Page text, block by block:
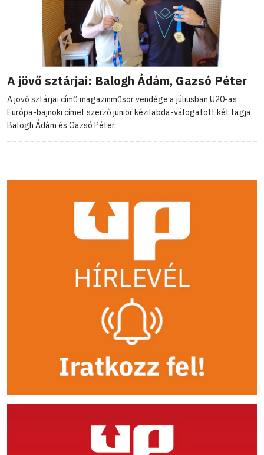
A jövő sztárjai: Balogh Ádám, Gazsó Péter
A jövő sztárjai című magazinműsor vendége a júliusban U20-as
Európa-bajnoki címet szerző junior kézilabda-válogatott két tagja,
Balogh Ádám és Gazsó Péter.